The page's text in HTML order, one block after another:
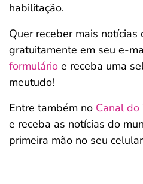
habilitação.
Quer receber mais notícias
gratuitamente em seu e-
formulário e receba uma
meutudo!
Entre também no Canal
e receba as notícias do
primeira mão no seu